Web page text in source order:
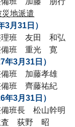
災地派遣
月31日）
理班 友田 和弘
備班 重光 寛
3月31日）
備班 加藤孝雄
備班 齊藤祐紀
3月31日）
班長 松山幹明
査 荻野 昭